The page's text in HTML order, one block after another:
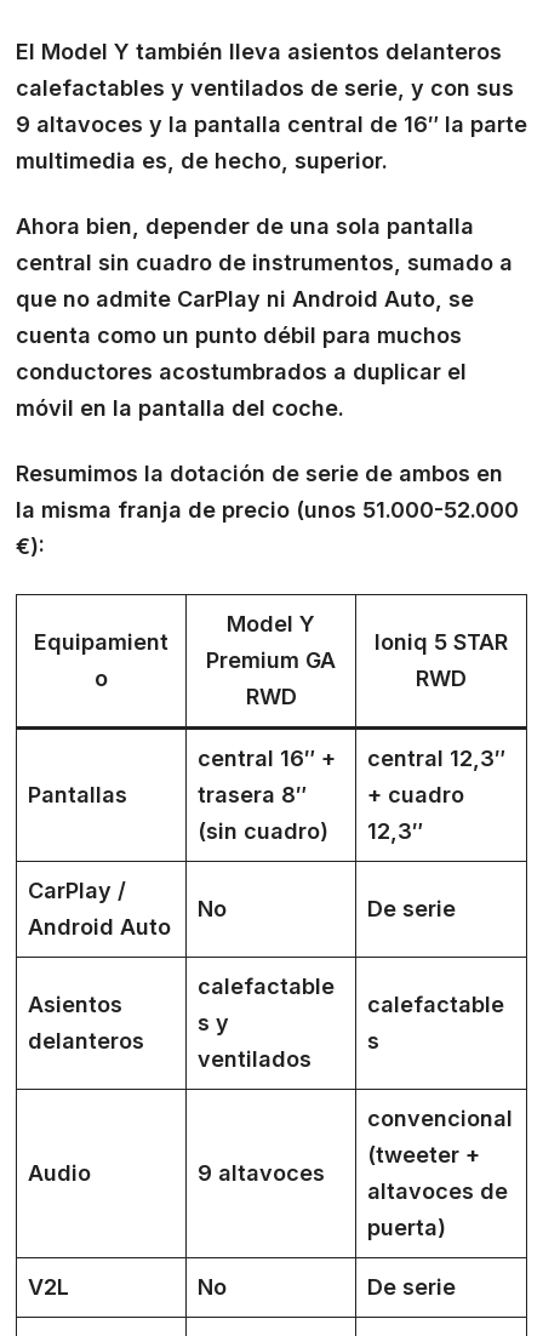
El Model Y también lleva asientos delanteros
calefactables y ventilados de serie, y con sus
9 altavoces y la pantalla central de 16″ la parte
multimedia es, de hecho, superior.
Ahora bien, depender de una sola pantalla
central sin cuadro de instrumentos, sumado a
que no admite CarPlay ni Android Auto, se
cuenta como un punto débil para muchos
conductores acostumbrados a duplicar el
móvil en la pantalla del coche.
Resumimos la dotación de serie de ambos en
la misma franja de precio (unos 51.000-52.000
€):
Equipamient
o
Model Y
Premium GA
RWD
Ioniq 5 STAR
RWD
Pantallas
central 16″ +
trasera 8″
(sin cuadro)
central 12,3″
+ cuadro
12,3″
CarPlay /
Android Auto
No De serie
Asientos
delanteros
calefactable
s y
ventilados
calefactable
s
Audio 9 altavoces
convencional
(tweeter +
altavoces de
puerta)
V2L No De serie